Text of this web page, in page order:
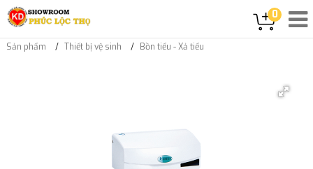
0
Sản phẩm Thiết bị vệ sinh Bồn tiểu - Xả tiểu